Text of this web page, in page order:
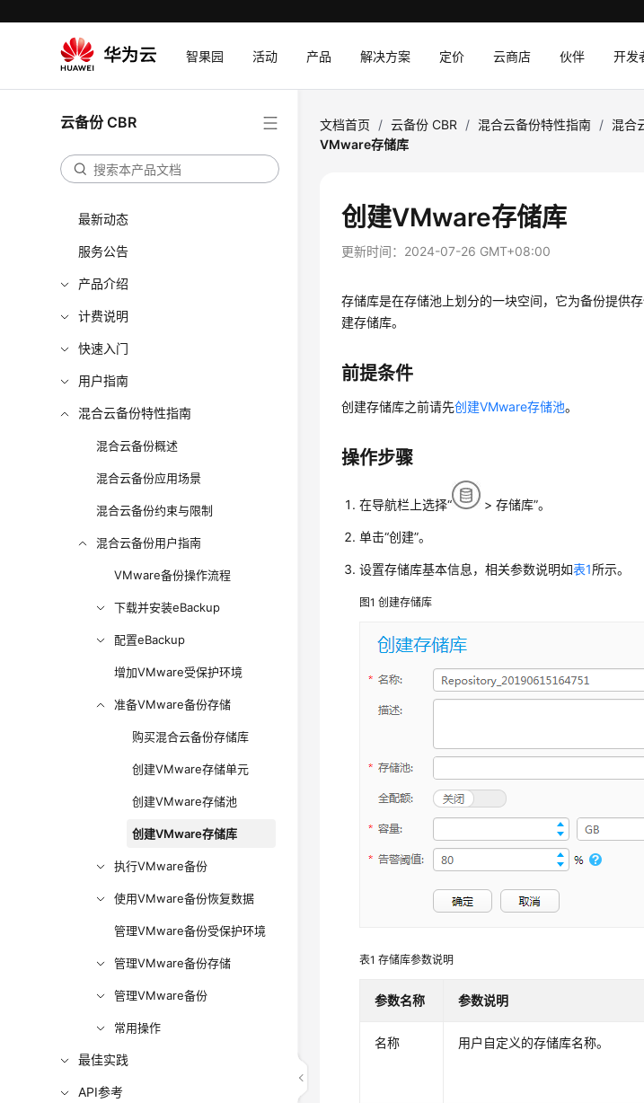
智果园 活动 产品 解决方案 定价 云商店 伙伴 开发
云备份 CBR
最新动态
服务公告
产品介绍
计费说明
快速入门
用户指南
混合云备份特性指南
混合云备份概述
混合云备份应用场景
混合云备份约束与限制
混合云备份用户指南
VMware备份操作流程
下载并安装eBackup
配置eBackup
增加VMware受保护环境
准备VMware备份存储
购买混合云备份存储库
创建VMware存储单元
创建VMware存储池
创建VMware存储库
执行VMware备份
使用VMware备份恢复数据
管理VMware备份受保护环境
管理VMware备份存储
管理VMware备份
常用操作
最佳实践
API参考
文档首页 / 云备份 CBR / 混合云备份特性指南 / 混合
VMware存储库
创建VMware存储库
更新时间： 2024-07-26 GMT+08:00
存储库是在存储池上划分的一块空间，它为备份提供
建存储库。
前提条件
创建存储库之前请先创建VMware存储池。
操作步骤
在导航栏上选择“ > 存储库”。
单击“创建”。
设置存储库基本信息，相关参数说明如表1所示。
图1创建存储库
表1存储库参数说明
参数名称 参数说明
名称 用户自定义的存储库名称。